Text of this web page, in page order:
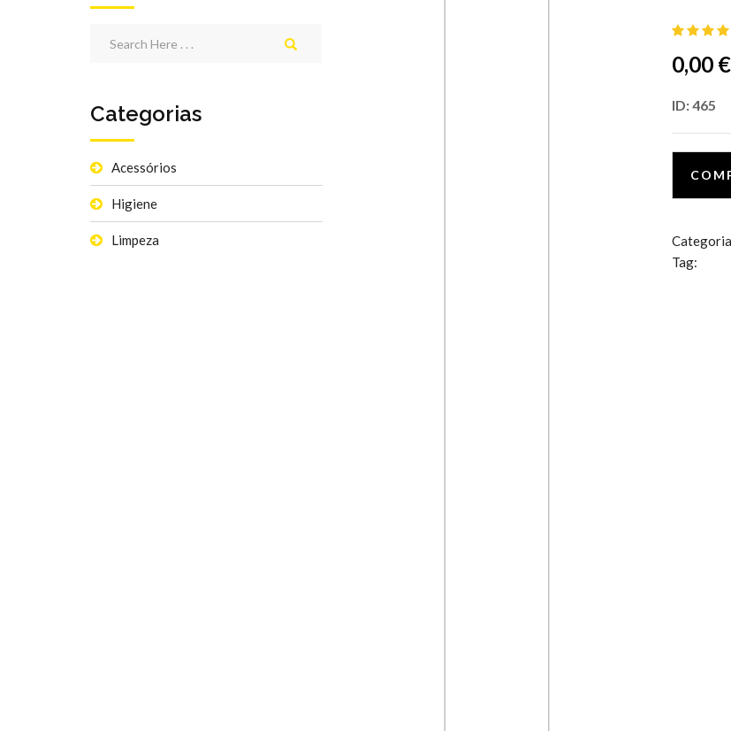
Categorias
Acessórios
Higiene
Limpeza
0,00 €
ID: 465
Tag: